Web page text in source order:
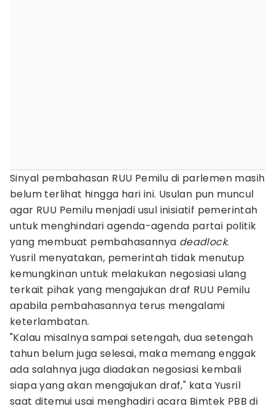
Sinyal pembahasan RUU Pemilu di parlemen masih
belum terlihat hingga hari ini. Usulan pun muncul
agar RUU Pemilu menjadi usul inisiatif pemerintah
untuk menghindari agenda-agenda partai politik
yang membuat pembahasannya deadlock.
Yusril menyatakan, pemerintah tidak menutup
kemungkinan untuk melakukan negosiasi ulang
terkait pihak yang mengajukan draf RUU Pemilu
apabila pembahasannya terus mengalami
keterlambatan.
"Kalau misalnya sampai setengah, dua setengah
tahun belum juga selesai, maka memang enggak
ada salahnya juga diadakan negosiasi kembali
siapa yang akan mengajukan draf," kata Yusril
saat ditemui usai menghadiri acara Bimtek PBB di